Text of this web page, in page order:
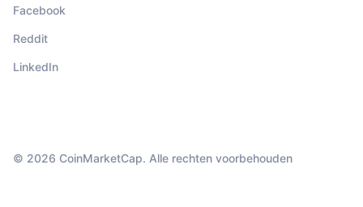
Facebook
Reddit
LinkedIn
© 2026 CoinMarketCap. Alle rechten voorbehouden